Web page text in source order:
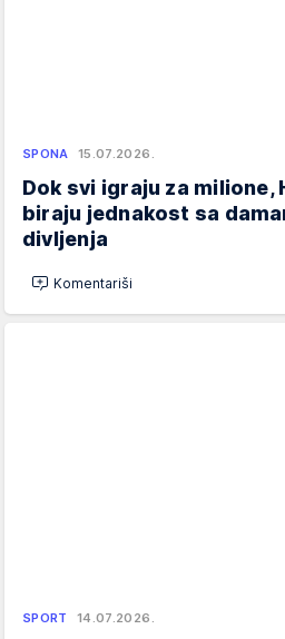
SPONA 15.07.2026.
Dok svi igraju za milione,
biraju jednakost sa
divljenja
Komentariši
SPORT 14.07.2026.